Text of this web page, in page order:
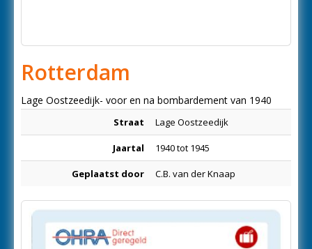
Rotterdam
Lage Oostzeedijk- voor en na bombardement van 1940
Straat Lage Oostzeedijk
Jaartal 1940 tot 1945
Geplaatst door C.B. van der Knaap